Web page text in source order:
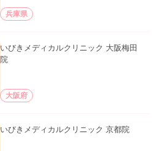
兵庫県
いびきメディカルクリニック 大阪梅田
院
大阪府
いびきメディカルクリニック 京都院